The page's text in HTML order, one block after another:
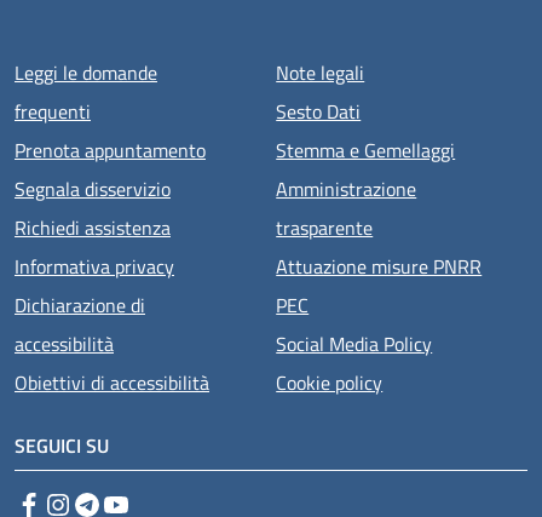
Menu piè di pagina
Leggi le domande
frequenti
Prenota appuntamento
Segnala disservizio
Richiedi assistenza
Informativa privacy
Dichiarazione di
accessibilità
Obiettivi di accessibilità
Note legali
Sesto Dati
Stemma e Gemellaggi
Amministrazione
trasparente
Attuazione misure PNRR
PEC
Social Media Policy
Cookie policy
SEGUICI SU
Facebook
Instagram
Telegram